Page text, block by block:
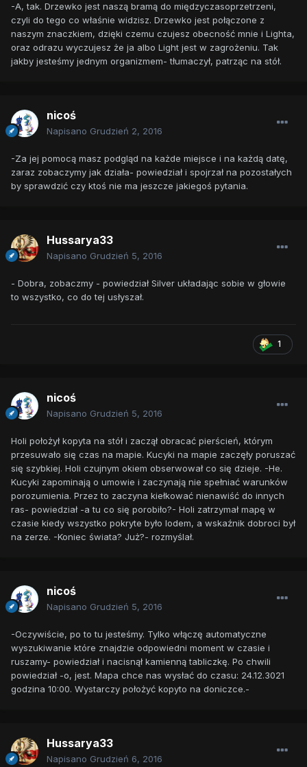
-A, tak. Drzewko jest naszą bramą do międzyczasoprzetrzeni,
czyli do tego co właśnie widzisz. Drzewko jest połączone z
naszym znaczkiem, dzięki czemu czujesz obecność mnie i Lighta,
oraz odrazu wyczujesz że ja albo Light jest w zagrożeniu. Tak
jakby jesteśmy jednym organizmem- tłumaczył, patrząc na stół.
nicoś
Napisano Grudzień 2, 2016
-Za jej pomocą masz podgląd na każde miejsce i na każdą datę,
zaraz zobaczymy jak działa- powiedział i spojrzał na pozostałych
by sprawdzić czy ktoś nie ma jeszcze jakiegoś pytania.
Hussarya33
Napisano Grudzień 5, 2016
- Dobra, zobaczmy - powiedział Silver układając sobie w głowie
to wszystko, co do tej usłyszał.
1
nicoś
Napisano Grudzień 5, 2016
Holi położył kopyta na stół i zaczął obracać pierścień, którym
przesuwało się czas na mapie. Kucyki na mapie zaczęły poruszać
się szybkiej. Holi czujnym okiem obserwował co się dzieje. -He.
Kucyki zapominają o umowie i zaczynają nie spełniać warunków
porozumienia. Przez to zaczyna kiełkować nienawiść do innych
ras- powiedział -a tu co się porobiło?- Holi zatrzymał mapę w
czasie kiedy wszystko pokryte było lodem, a wskaźnik dobroci był
na zerze. -Koniec świata? Już?- rozmyślał.
nicoś
Napisano Grudzień 5, 2016
-Oczywiście, po to tu jesteśmy. Tylko włączę automatyczne
wyszukiwanie które znajdzie odpowiedni moment w czasie i
ruszamy- powiedział i nacisnął kamienną tabliczkę. Po chwili
powiedział -o, jest. Mapa chce nas wysłać do czasu: 24.12.3021
godzina 10:00. Wystarczy położyć kopyto na doniczce.-
Hussarya33
Napisano Grudzień 6, 2016